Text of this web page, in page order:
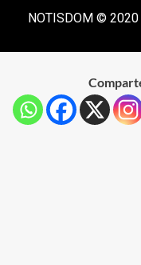
NOTISDOM ©